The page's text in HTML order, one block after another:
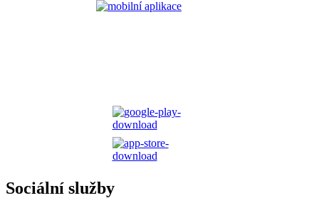
Sociální služby